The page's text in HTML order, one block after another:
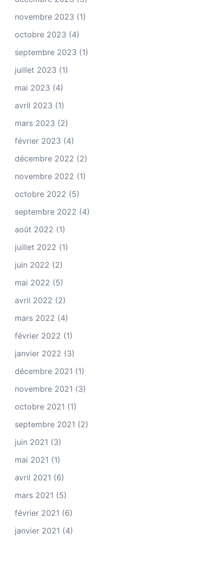
novembre 2023 (1)
octobre 2023 (4)
septembre 2023 (1)
juillet 2023 (1)
mai 2023 (4)
avril 2023 (1)
mars 2023 (2)
février 2023 (4)
décembre 2022 (2)
novembre 2022 (1)
octobre 2022 (5)
septembre 2022 (4)
août 2022 (1)
juillet 2022 (1)
juin 2022 (2)
mai 2022 (5)
avril 2022 (2)
mars 2022 (4)
février 2022 (1)
janvier 2022 (3)
décembre 2021 (1)
novembre 2021 (3)
octobre 2021 (1)
septembre 2021 (2)
juin 2021 (3)
mai 2021 (1)
avril 2021 (6)
mars 2021 (5)
février 2021 (6)
janvier 2021 (4)